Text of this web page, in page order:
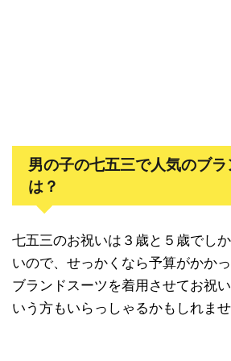
男の子の七五三で人気のブ
は？
七五三のお祝いは３歳と５歳でし
いので、せっかくなら予算がかか
ブランドスーツを着用させてお祝
いう方もいらっしゃるかもしれませ